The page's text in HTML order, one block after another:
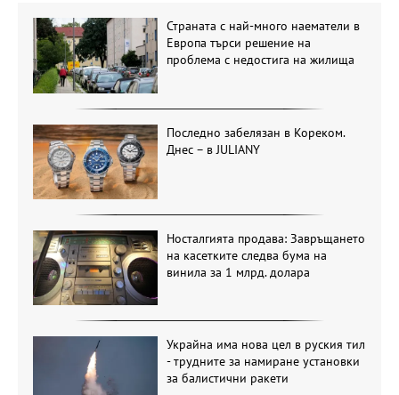
Страната с най-много наематели в
Европа търси решение на
проблема с недостига на жилища
Последно забелязан в Кореком.
Днес – в JULIANY
Носталгията продава: Завръщането
на касетките следва бума на
винила за 1 млрд. долара
Украйна има нова цел в руския тил
- трудните за намиране установки
за балистични ракети